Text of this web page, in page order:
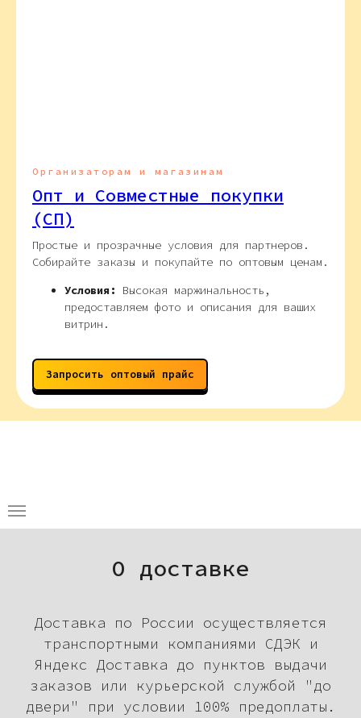
Организаторам и магазинам
Опт и Совместные покупки
(СП)
Простые и прозрачные условия для партнеров.
Собирайте заказы и покупайте по оптовым ценам.
Условия:
Высокая маржинальность,
предоставляем фото и описания для ваших
витрин.
Запросить оптовый прайс
О доставке
Доставка по России осуществляется
транспортными компаниями СДЭК и
Яндекс Доставка до пунктов выдачи
заказов или курьерской службой "до
двери" при условии 100% предоплаты.